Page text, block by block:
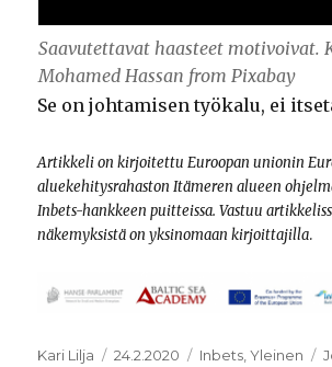
Saavutettavat haasteet motivoivat.
Mohamed Hassan from Pixabay
Se on johtamisen työkalu, ei
Artikkeli on kirjoitettu Euroopan unionin
aluekehitysrahaston Itämeren alueen
Inbets-hankkeen puitteissa. Vastuu
näkemyksistä on yksinomaan kirjoittajilla.
Kirjoittaja
Kari Lilja Julkaistu
24.2.2020 Kategoriat
Inbets,Yleinen